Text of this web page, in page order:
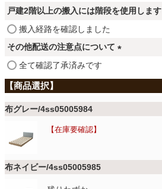
マット
必
戸建2階以上の搬入には階段を使用します
搬入経路を確認しました
その他配送の注意点について
必
須
)
全て確認了承済みです
布グレー/4ss05005984
在庫要確認
布ネイビー/4ss05005985